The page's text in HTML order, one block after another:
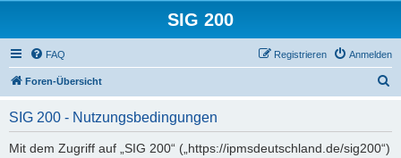
SIG 200
FAQ Anmelden
Registrieren
Foren-Übersicht
SIG 200 - Nutzungsbedingungen
Mit dem Zugriff auf „SIG 200“ („https://ipmsdeutschland.de/sig200“)